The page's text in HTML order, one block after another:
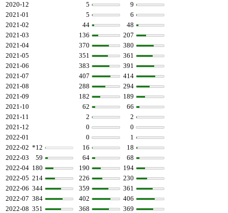
2020-12
5
9
2021-01
5
6
2021-02
44
48
2021-03
136
207
2021-04
370
380
2021-05
351
361
2021-06
383
391
2021-07
407
414
2021-08
288
294
2021-09
182
189
2021-10
62
66
2021-11
2
2
2021-12
0
0
2022-01
0
1
2022-02 *12 16
18
2022-03
59 64
68
2022-04 180 190
194
2022-05 214 226
230
2022-06 344 359
361
2022-07 384 402
406
2022-08 351 368
369